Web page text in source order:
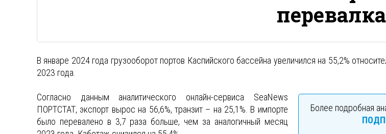
В январе 2024 года грузооборот портов Каспийского бассейна увеличился на 55,2%
2023 года.
Более подробная
Согласно данным аналитического онлайн-сервиса SeaNews
ПОРТСТАТ, экспорт вырос на 56,6%, транзит – на 25,1%. В импорте
было перевалено в 3,7 раза больше, чем за аналогичный месяц